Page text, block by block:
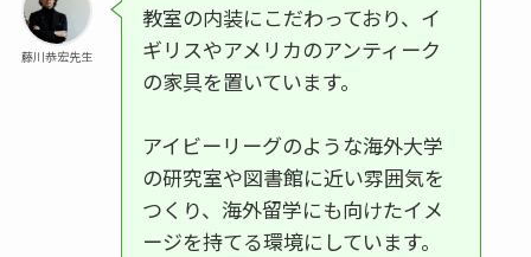
藤川恭宏先生
教室の内装にこだわっており、イ
ギリスやアメリカのアンティーク
の家具を置いています。
アイビーリーグのような海外大学
の研究室や図書館に近い雰囲気を
つくり、海外留学にも向けたイメ
ージを持てる環境にしています。